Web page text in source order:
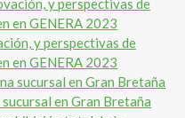
y perspectivas de
en GENERA 2023
en Gran Bretaña